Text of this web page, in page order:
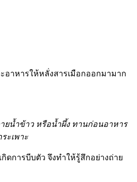
อาหารให้หลั่งสารเมือกออกมามาก
ยน้ำข้าว หรือน้ำผึ้ง ทานก่อนอาหาร
ะเพาะ
ดการบีบตัว จึงทำให้รู้สึกอย่างถ่าย